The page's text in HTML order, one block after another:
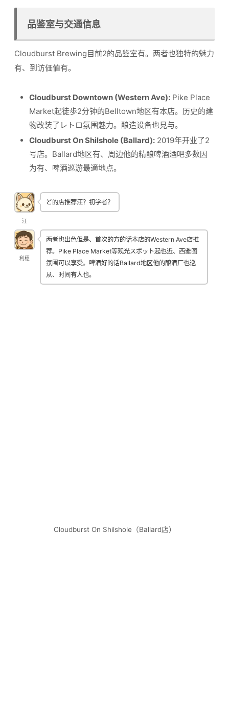
品鉴室与交通信息
Cloudburst Brewing目前2的品鉴室有。两者也独特的魅力
有、到访価値有。
Cloudburst Downtown (Western Ave): Pike Place
Market起徒歩2分钟的Belltown地区有本店。历史的建
物改装了レトロ氛围魅力。酿造设备也見与。
Cloudburst On Shilshole (Ballard): 2019年开业了2
号店。Ballard地区有、周边他的精酿啤酒酒吧多数因
为有、啤酒巡游最適地点。
汪
ど的店推荐汪？初学者？
利穗
两者也出色但是、首次的方的话本店的Western Ave店推
荐。Pike Place Market等观光スポット起也近、西雅图
氛围可以享受。啤酒好的话Ballard地区他的酿酒厂也巡
从、时间有人也。
Cloudburst On Shilshole（Ballard店）